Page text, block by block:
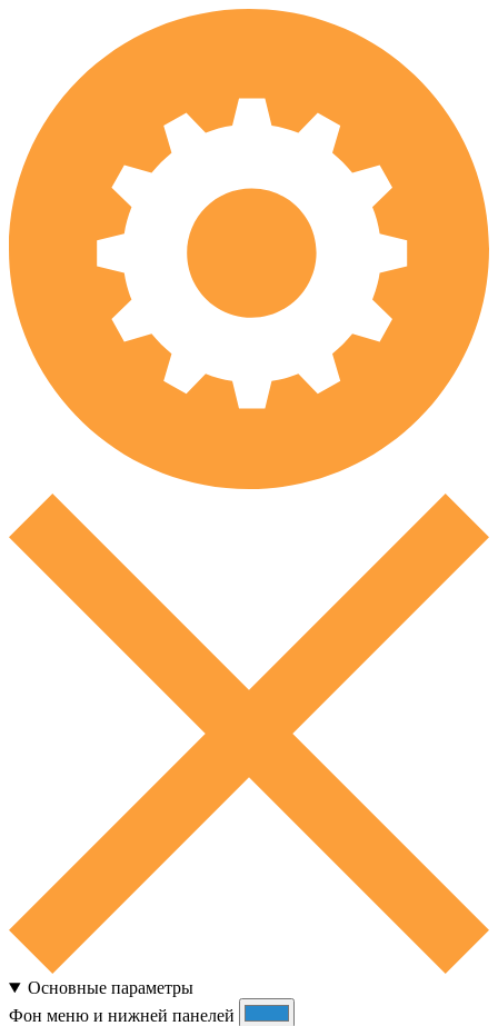
Основные параметры
Фон меню и нижней панелей